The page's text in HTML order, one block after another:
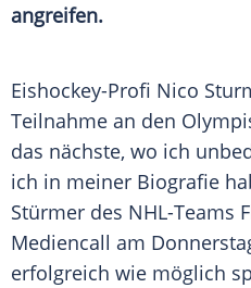
angreifen.
Eishockey-Profi Nico
Teilnahme an den
das nächste, wo ich
ich in meiner Biografie
Stürmer des NHL-Teams
Mediencall am
erfolgreich wie möglich